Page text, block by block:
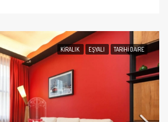
KIRALIK EŞYALI TARIHI DAIRE